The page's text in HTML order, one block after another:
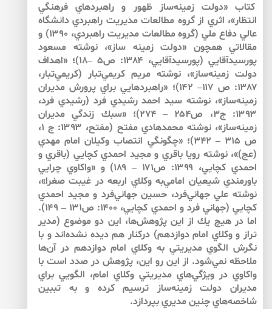
كتاب «دولت زمينه‌ساز ظهور و راهبردهاي فرهنگي
انتظار»، اثري از گروه مطالعات مديريت راهبردي دانشگاه
عالي دفاع ملي (گروه مطالعات مديريت راهبردي، ۱۳۹۰) و
مقالاتي همچون «دولت زمينه ساز»، نوشته مسعود
پورسيدآقايي (پورسيدآقايي، ۱۳۸۴: ص۵ –۱۸)؛ «اهداف
دولت زمينه‌ساز»، نوشته مريم كريمي‌تبار (كريمي‌تبار،
۱۳۸۷: ص ۱۱۷– ۱۴۲)؛ «راهبردهايي براي پرورش مديران
زمينه‌ساز»، نوشته سيد احمد رشيدي فرد (رشيدي فرد،
۱۳۹۳: ج۳، ص۲۵۴ – ۲۷۴)؛ «سبك زندگي مديران
زمينه‌ساز»، نوشته محمدهادي مفتح (مفتح، ۱۳۹۳: ج ۱،
ص ۳۱۵ – ۳۴۲)؛ «چگونگي انتصاب وكيلان امام مهدي
(عج)»، نوشته رويا باقري و مجيد احمدي كچايي (باقري و
احمدي كچايي، ۱۳۹۹: ص۱۷۱ – ۱۸۹) و «واكاوي چرايي
باورمندي شيعيان امامي‌به وكلاي اربعه در غيبت صغرا»،
نوشته علي جهاني‌فرد، حسين جهاني‌فرد و مجيد احمدي
كچايي (جهاني فرد و احمدي كچايي، ۱۴۰۰: ص۱۳۱ – ۱۴۹).
اما در هيچ يك از اين پژوهش‌ها، اين دو موضوع (مدير
تراز و وكلاي امام دوازدهم) دركنار هم ديده نشده‌اند و با
نگرش الگوي مديريتي به وكلاي امام دوازدهم در آن‌ها
ملاحظه نمي‌شود. از اين رو اين، پژوهش در صدد است با
واكاوي در ويژگي‌هاي مديريتي وكلاي امام، الگويي براي
مديران دولت زمينه‌ساز ترسيم كرده و به تببين
شاخصه‌هاي چنين مديري بپردازد.